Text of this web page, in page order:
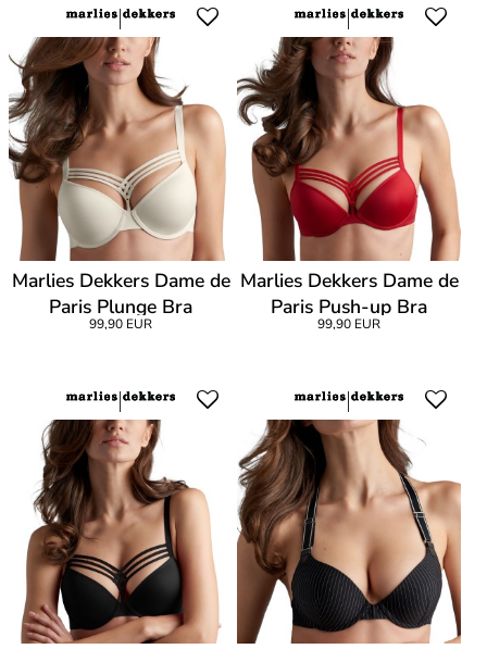
Marlies Dekkers Dame de
Paris Plunge Bra
99,90 EUR
Marlies Dekkers Dame de
Paris Push-up Bra
99,90 EUR